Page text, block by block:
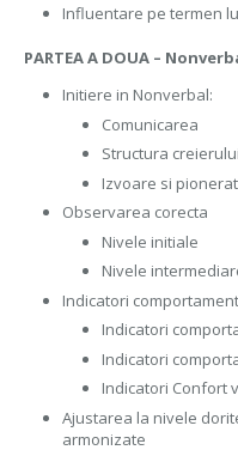
Influentare pe termen
PARTEA A DOUA –
Initiere in Nonverbal:
Comunicarea
Structura
Izvoare si pionerat
Observarea corecta
Nivele initiale
Nivele
Indicatori
Indicatori
Indicatori
Indicatori Confort
Ajustarea la nivele
armonizate